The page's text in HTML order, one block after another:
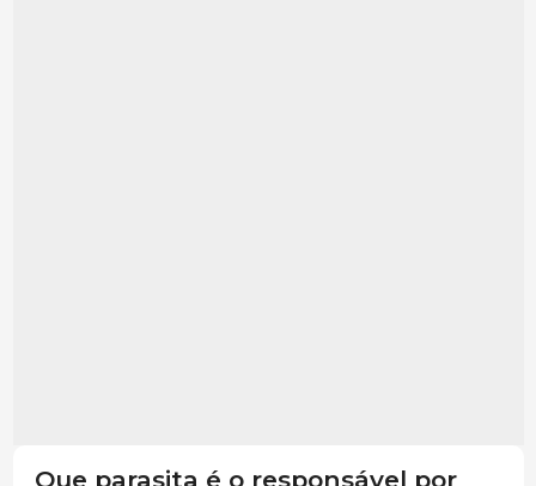
Que parasita é o responsável por